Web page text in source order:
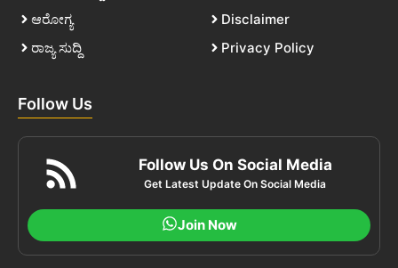
ಆರೋಗ್ಯ
ರಾಜ್ಯ ಸುದ್ದಿ
Disclaimer
Privacy Policy
Follow Us
Follow Us On Social Media
Get Latest Update On Social Media
Join Now